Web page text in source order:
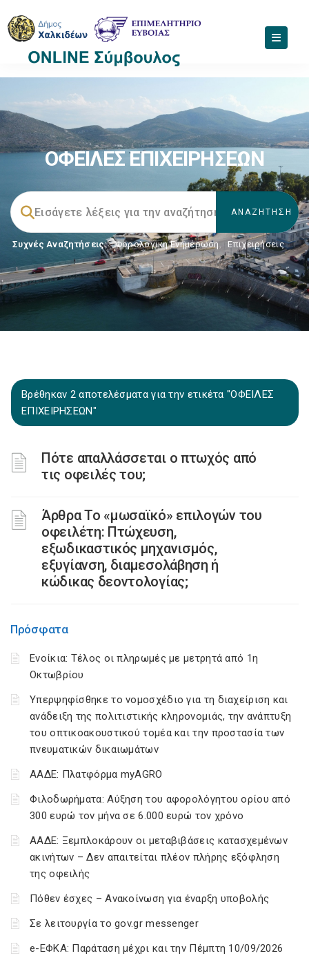
ΟΦΕΙΛΕΣ ΕΠΙΧΕΙΡΗΣΕΩΝ
Συχνές Αναζητήσεις: Φορολογικη Ενημέρωση, Επιχειρήσεις
Βρέθηκαν 2 αποτελέσματα για την ετικέτα "ΟΦΕΙΛΕΣ
ΕΠΙΧΕΙΡΗΣΕΩΝ"
Πότε απαλλάσσεται ο πτωχός από
τις οφειλές του;
Άρθρα Το «μωσαϊκό» επιλογών του
οφειλέτη: Πτώχευση,
εξωδικαστικός μηχανισμός,
εξυγίανση, διαμεσολάβηση ή
κώδικας δεοντολογίας;
Πρόσφατα
Ενοίκια: Τέλος οι πληρωμές με μετρητά από 1η
Οκτωβρίου
Υπερψηφίσθηκε το νομοσχέδιο για τη διαχείριση και
ανάδειξη της πολιτιστικής κληρονομιάς, την ανάπτυξη
του οπτικοακουστικού τομέα και την προστασία των
πνευματικών δικαιωμάτων
ΑΑΔΕ: Πλατφόρμα myAGRO
Φιλοδωρήματα: Αύξηση του αφορολόγητου ορίου από
300 ευρώ τον μήνα σε 6.000 ευρώ τον χρόνο
ΑΑΔΕ: Ξεμπλοκάρουν οι μεταβιβάσεις κατασχεμένων
ακινήτων – Δεν απαιτείται πλέον πλήρης εξόφληση
της οφειλής
Πόθεν έσχες – Ανακοίνωση για έναρξη υποβολής
Σε λειτουργία το gov.gr messenger
e-ΕΦΚΑ: Παράταση μέχρι και την Πέμπτη 10/09/2026